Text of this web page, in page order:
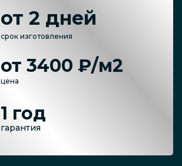
от 2 дней
срок изготовления
от 3400 ₽/м2
цена
1 год
гарантия